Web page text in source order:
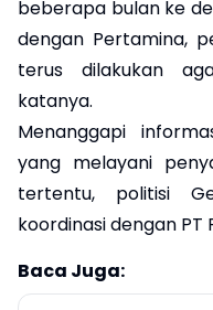
beberapa bulan ke
dengan Pertamina,
terus dilakukan
katanya.
Menanggapi
yang melayani
tertentu, politisi
koordinasi dengan PT
Baca Juga: